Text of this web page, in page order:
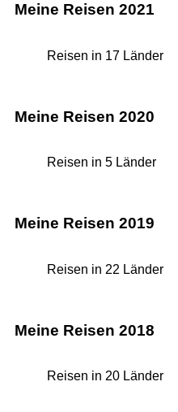
Meine Reisen 2021
Reisen in 17 Länder
Meine Reisen 2020
Reisen in 5 Länder
Meine Reisen 2019
Reisen in 22 Länder
Meine Reisen 2018
Reisen in 20 Länder